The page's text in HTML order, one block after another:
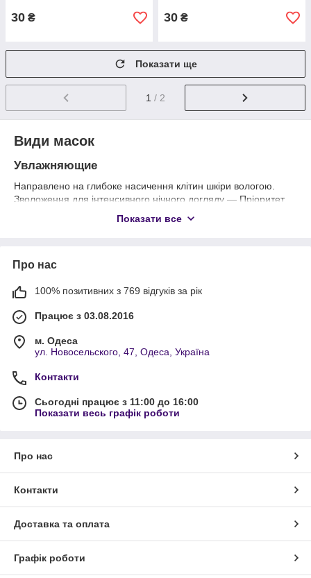
30 ₴ 30 ₴
Показати ще
1 / 2
Види масок
Увлажняющие
Направлено на глибоке насичення клітин шкіри вологою.
Зволоження для інтенсивного нічного догляду — Пріоритет,
адже саме вночі є основні процеси регенерації, які
сповільнюються без води.
деякий час до сну.
Нічний догляд за худорлявістю — Близький родич кремів з
насиченою, але необременованою текстурою. За таких умов
було б добре робити масаж перед сном.
Як користуватися нічною маскою для
обличчя
Інша перевага нічних масок полягає в тому, що їх можна
використовувати різними способами і різними способами.
Показати все
Про нас
100% позитивних з 769 відгуків за рік
Працює з 03.08.2016
м. Одеса
ул. Новосельского, 47, Одеса, Україна
Контакти
Сьогодні працює з 11:00 до 16:00
Показати весь графік роботи
Про нас
Контакти
Доставка та оплата
Графік роботи